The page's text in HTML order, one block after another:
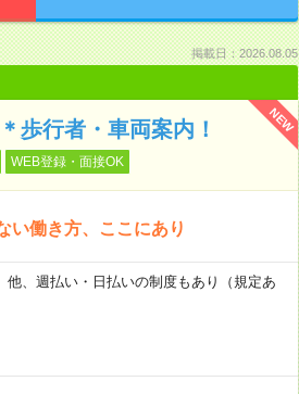
掲載日：2026.08.05
NEW
歩行者・車両案内！
WEB登録・面接OK
い働き方、ここにあり
他、週払い・日払いの制度もあり（規定あ